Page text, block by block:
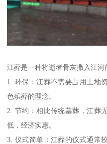
江葬是一种将逝者骨灰撒入江河
1. 环保：江葬不需要占用土地
色殡葬的理念。
2. 节约：相比传统墓葬，江葬
低，经济实惠。
3. 仪式简单：江葬的仪式通常